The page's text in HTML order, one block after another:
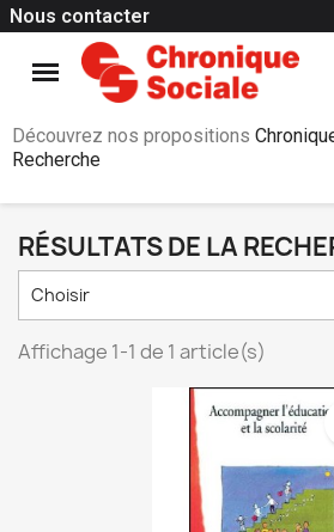
Nous contacter
Découvrez nos propositions
Recherche
RÉSULTATS DE LA
Choisir
Affichage 1-1 de 1 article(s)